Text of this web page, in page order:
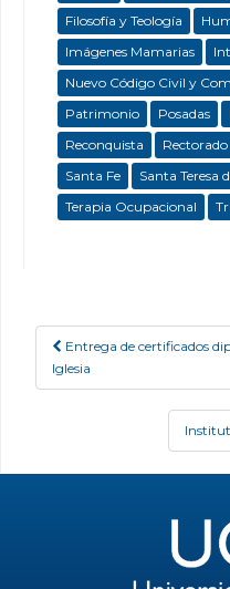
Filosofía y Teología
Imágenes Mamarias
Nuevo Código Civil y
Patrimonio
Posadas
Reconquista
Rectorado
Santa Fe
Santa Teresa
Terapia Ocupacional
Post navigation
Entrega de certificados
Iglesia